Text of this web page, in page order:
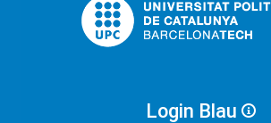
Login Blau